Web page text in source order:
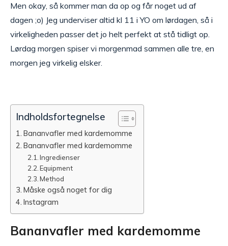
Men okay, så kommer man da op og får noget ud af
dagen ;o) Jeg underviser altid kl 11 i YO om lørdagen, så i
virkeligheden passer det jo helt perfekt at stå tidligt op.
Lørdag morgen spiser vi morgenmad sammen alle tre, en
morgen jeg virkelig elsker.
Indholdsfortegnelse
Bananvafler med kardemomme
Bananvafler med kardemomme
Ingredienser
Equipment
Method
Måske også noget for dig
Instagram
Bananvafler med kardemomme